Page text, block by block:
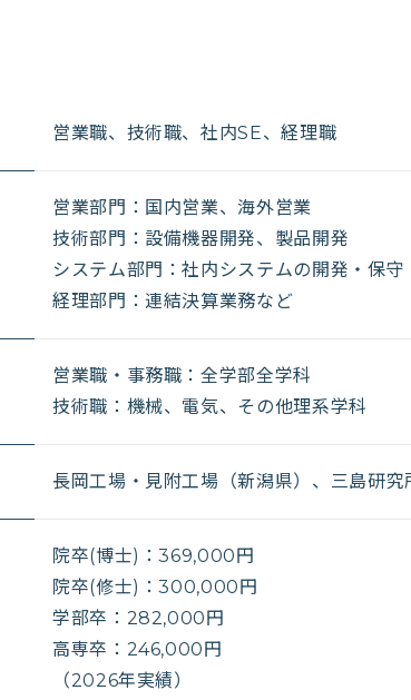
営業職、技術職、社内SE、経理職
営業部門：国内営業、海外営業
技術部門：設備機器開発、製品開発
システム部門：社内システムの開発・保守
経理部門：連結決算業務など
営業職・事務職：全学部全学科
技術職：機械、電気、その他理系学科
長岡工場・見附工場（新潟県）、三島研
院卒(博士)：369,000円
院卒(修士)：300,000円
学部卒：282,000円
高専卒：246,000円
（2026年実績）